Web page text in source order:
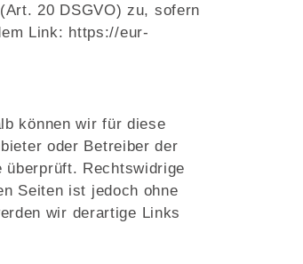
20 DSGVO) zu, sofern
Link: https://eur-
können wir für diese
oder Betreiber der
Rechtswidrige
Seiten ist jedoch ohne
wir derartige Links